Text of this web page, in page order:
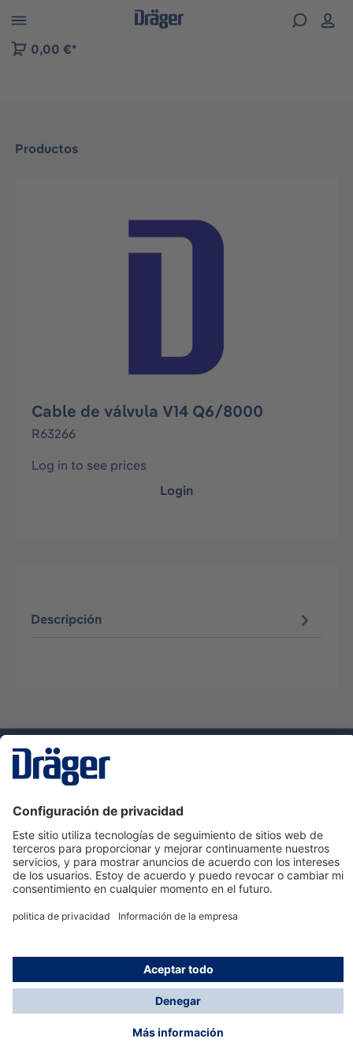
to B2B platform navigation
0,00 €*
Productos
Omitir galería de imágenes
Cable de válvula V14 Q6/8000
R63266
Log in to see prices
Login
Descripción
Servicio de atención al cliente de Dräger
Ayuda
Información
© Dräger Hispania S.A.U., 2024
*Todos los precios no incluyen IVA y posibles gastos
de envío, salvo que indique lo contrario